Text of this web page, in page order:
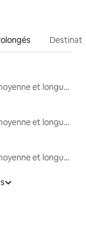
Locations moyenne et longue durée
Locations moyenne et longue durée
Locations moyenne et longue durée